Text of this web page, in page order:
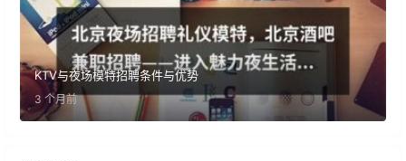
KTV与夜场模特招聘条件与优势
3 个月前